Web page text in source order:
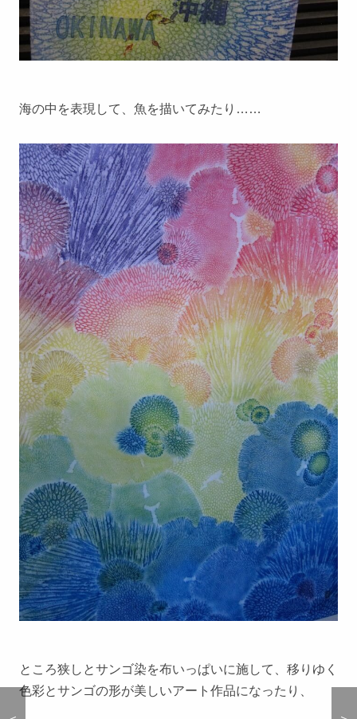
海の中を表現して、魚を描いてみたり……
ところ狭しとサンゴ染を布いっぱいに施して、移りゆく
色彩とサンゴの形が美しいアート作品になったり、